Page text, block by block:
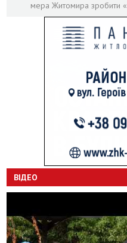
мера Житомира зробити
ВІДЕО